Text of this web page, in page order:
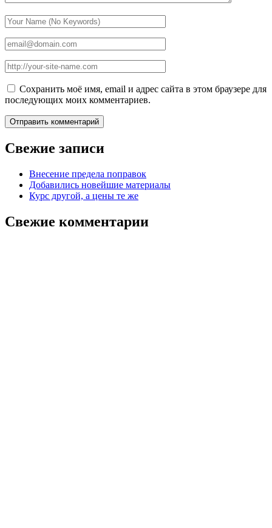
Сохранить моё имя, email и адрес сайта в этом браузере для
последующих моих комментариев.
Свежие записи
Внесение предела поправок
Добавились новейшие материалы
Курс другой, а цены те же
Свежие комментарии